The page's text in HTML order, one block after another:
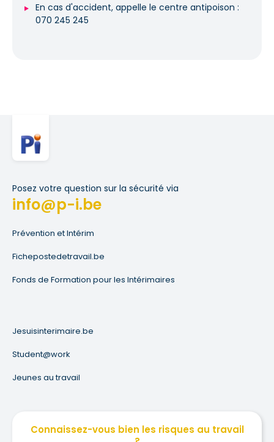
En cas d'accident, appelle le centre antipoison :
070 245 245
Posez votre question sur la sécurité via
info@p-i.be
Prévention et Intérim
Fichepostedetravail.be
Fonds de Formation pour les Intérimaires
Jesuisinterimaire.be
Student@work
Jeunes au travail
Connaissez-vous bien les risques au travail